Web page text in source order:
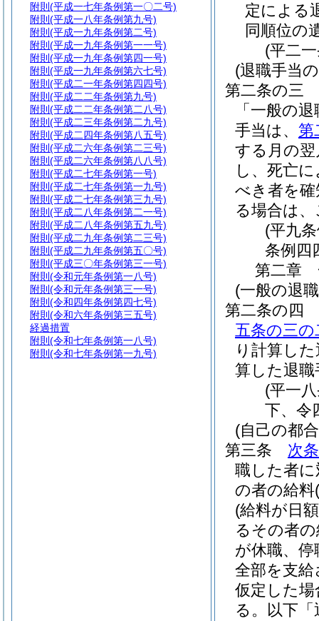
定による
同順位の
(平二
(退職手当
第二条の三
「一般の
手当は、 第
する月の
し、死亡
べき者を
る場合は
(平九
条例四
第二章
(一般の退
第二条の四
五条の三の
り計算し
算した退
(平一
下、令
(自己の都
第三条
次条
職した者
の者の給料
(給料が日
るその者
が休職、
全部を支
仮定した
る。以下
附則 (平成一七年条例第一〇二号)
附則 (平成一八年条例第九号)
附則 (平成一九年条例第二号)
附則 (平成一九年条例第一一号)
附則 (平成一九年条例第四一号)
附則 (平成一九年条例第六七号)
附則 (平成二一年条例第四四号)
附則 (平成二二年条例第九号)
附則 (平成二二年条例第二八号)
附則 (平成二三年条例第二九号)
附則 (平成二四年条例第八五号)
附則 (平成二六年条例第二三号)
附則 (平成二六年条例第八八号)
附則 (平成二七年条例第一号)
附則 (平成二七年条例第一九号)
附則 (平成二七年条例第三九号)
附則 (平成二八年条例第二一号)
附則 (平成二八年条例第五九号)
附則 (平成二九年条例第二三号)
附則 (平成二九年条例第五〇号)
附則 (平成三〇年条例第三一号)
附則 (令和元年条例第一八号)
附則 (令和元年条例第三一号)
附則 (令和四年条例第四七号)
附則 (令和六年条例第三五号)
経過措置
附則 (令和七年条例第一八号)
附則 (令和七年条例第一九号)